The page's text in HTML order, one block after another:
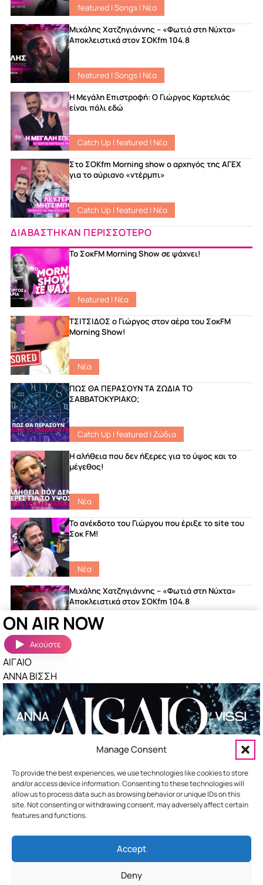
Manage Consent
To provide the best experiences, we use technologies like cookies to store
and/or access device information. Consenting to these technologies will
allow us to process data such as browsing behavior or unique IDs on this
site. Not consenting or withdrawing consent, may adversely affect certain
features and functions.
Accept
Deny
featured |Songs| Νέα
Μιχάλης Χατζηγιάννης – «Φωτιά στη Νύχτα»
Αποκλειστικά στον ΣΟΚfm 104.8
featured |Songs| Νέα
Η Μεγάλη Επιστροφή: Ο Γιώργος Καρτελιάς
είναι πάλι εδώ
Catch Up|featured | Νέα
Στο ΣΟKfm Morning show ο αρχηγός της ΑΓΕΧ
για το αύριανο «ντέρμπι»
Catch Up|featured | Νέα
ΔΙΑΒΑΣΤΗΚΑΝ ΠΕΡΙΣΣΟΤΕΡΟ
Το ΣοκFM Morning Show σε ψάχνει!
featured | Νέα
ΤΣΙΤΣΙΔΟΣ ο Γιώργος στον αέρα του ΣοκFM
Morning Show!
Νέα
ΠΩΣ ΘΑ ΠΕΡΑΣΟΥΝ ΤΑ ΖΩΔΙΑ ΤΟ
ΣΑΒΒΑΤΟΚΥΡΙΑΚΟ;
Catch Up|featured | Ζώδια
Η αλήθεια που δεν ήξερες για το ύψος και το
μέγεθος!
Νέα
Το ανέκδοτο του Γιώργου που έριξε το site του
Σοκ FM!
Νέα
Μιχάλης Χατζηγιάννης – «Φωτιά στη Νύχτα»
Αποκλειστικά στον ΣΟΚfm 104.8
Ακούστηκαν πριν λίγο
ΤΕΛΕΙΑ
ΠΕΤΡΟΣ ΙΑΚΩΒΙΔΗΣ
ΣΑΝ ΝΑΥΑΓΟΙ
ΝΙΝΟ
ΣΟΥΣΟΥΡΟ
ΕΠΙΚΟΙΝΩΝΙΑ
ON AIR NOW
Ακούστε
ΑΙΓΑΙΟ
ΑΝΝΑ ΒΙΣΣΗ